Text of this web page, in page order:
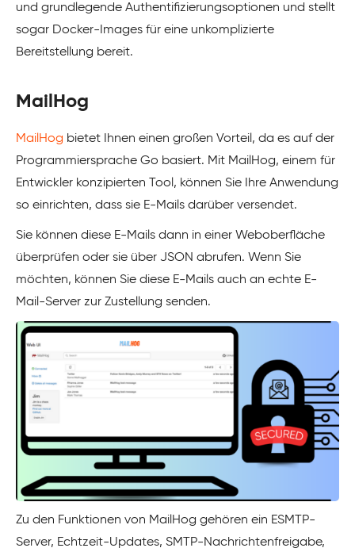
und grundlegende Authentifizierungsoptionen und stellt
sogar Docker-Images für eine unkomplizierte
Bereitstellung bereit.
MailHog
MailHog bietet Ihnen einen großen Vorteil, da es auf der
Programmiersprache Go basiert. Mit MailHog, einem für
Entwickler konzipierten Tool, können Sie Ihre Anwendung
so einrichten, dass sie E-Mails darüber versendet.
Sie können diese E-Mails dann in einer Weboberfläche
überprüfen oder sie über JSON abrufen. Wenn Sie
möchten, können Sie diese E-Mails auch an echte E-
Mail-Server zur Zustellung senden.
Zu den Funktionen von MailHog gehören ein ESMTP-
Server, Echtzeit-Updates, SMTP-Nachrichtenfreigabe,